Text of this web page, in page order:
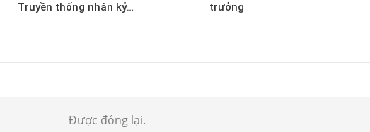
Truyền thống nhân kỷ…
trưởng
Được đóng lại.